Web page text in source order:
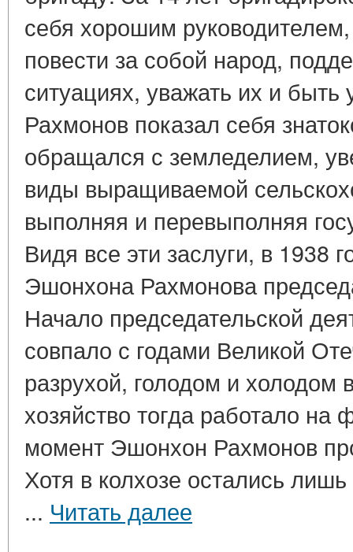
себя хорошим
повести за собой народ,
ситуациях, уважать их и
Рахмонов показал себя
обращался с земледелием,
виды выращиваемой
выполняя и перевыполняя
Видя все эти заслуги, в 1938
Эшонхона Рахмонова
Начало председательской
совпало с годами Великой
разрухой, голодом и холодом
хозяйство тогда работало на
момент Эшонхон Рахмонов
Хотя в колхозе остались
... Читать далее